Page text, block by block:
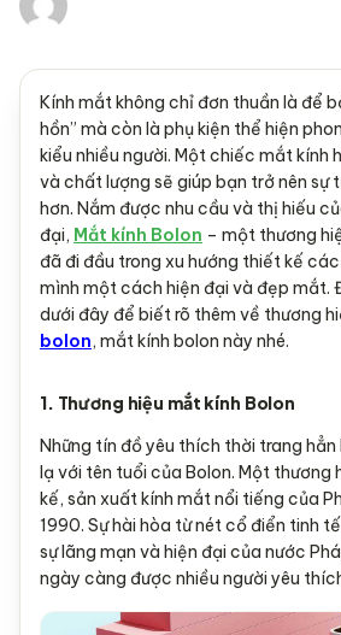
Kính mắt không chỉ đơn thuần là để
hồn” mà còn là phụ kiện thể hiện
kiểu nhiều người. Một chiếc mắt kính
và chất lượng sẽ giúp bạn trở nên sự
hơn. Nắm được nhu cầu và thị hiếu
đại, Mắt kính Bolon – một thương
đã đi đầu trong xu hướng thiết kế
mình một cách hiện đại và đẹp mắt.
dưới đây để biết rõ thêm về thương
bolon, mắt kính bolon này nhé.
1. Thương hiệu mắt kính Bolon
Những tín đồ yêu thích thời trang
lạ với tên tuổi của Bolon. Một thương
kế, sản xuất kính mắt nổi tiếng của
1990. Sự hài hòa từ nét cổ điển tinh
sự lãng mạn và hiện đại của nước
ngày càng được nhiều người yêu